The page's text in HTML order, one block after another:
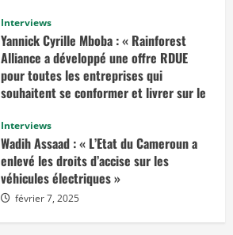
Interviews
Yannick Cyrille Mboba : « Rainforest
Alliance a développé une offre RDUE
pour toutes les entreprises qui
souhaitent se conformer et livrer sur le
février 14, 2025
Interviews
Wadih Assaad : « L’Etat du Cameroun a
enlevé les droits d’accise sur les
véhicules électriques »
février 7, 2025